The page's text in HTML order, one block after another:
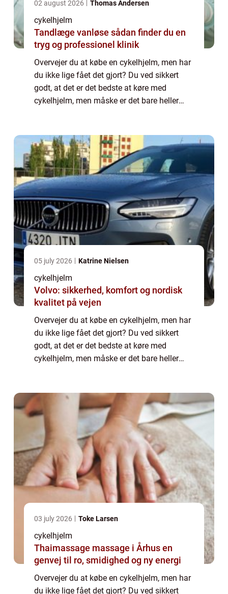
02 august 2026 Thomas Andersen
cykelhjelm
Tandlæge vanløse sådan finder du en
tryg og professionel klinik
Overvejer du at købe en cykelhjelm, men har
du ikke lige fået det gjort? Du ved sikkert
godt, at det er det bedste at køre med
cykelhjelm, men måske er det bare heller
05 july 2026 Katrine Nielsen
cykelhjelm
Volvo: sikkerhed, komfort og nordisk
kvalitet på vejen
Overvejer du at købe en cykelhjelm, men har
du ikke lige fået det gjort? Du ved sikkert
godt, at det er det bedste at køre med
cykelhjelm, men måske er det bare heller
03 july 2026 Toke Larsen
cykelhjelm
Thaimassage massage i Århus en
genvej til ro, smidighed og ny energi
Overvejer du at købe en cykelhjelm, men har
du ikke lige fået det gjort? Du ved sikkert